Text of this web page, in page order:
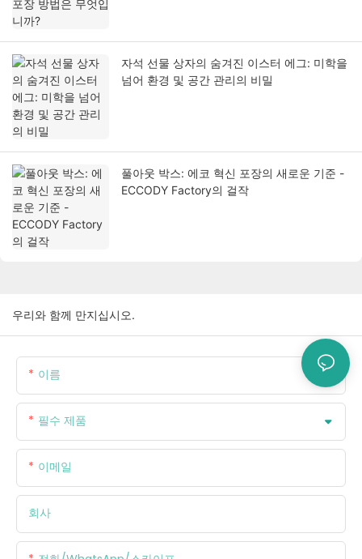
자석 선물 상자의 숨겨진 이스터 에그: 미학을
넘어 환경 및 공간 관리의 비밀
풀아웃 박스: 에코 혁신 포장의 새로운 기준 -
ECCODY Factory의 걸작
우리와 함께 만지십시오.
이름
필수 제품
이메일
회사